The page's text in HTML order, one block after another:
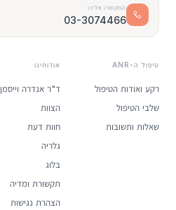
התקשרו אלינו
03-3074466
טיפול ה-ANR
רקע ואודות הטיפול
שלבי הטיפול
שאלות ותשובות
אודותינו
ד"ר אנדרה וייסמן
הצוות
חוות דעת
גלריה
בלוג
תקשורת ומדיה
הצהרת נגישות